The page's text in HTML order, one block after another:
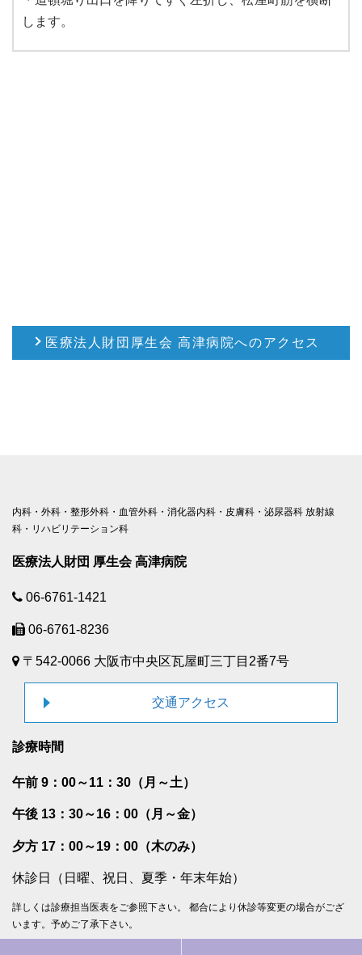
します。
医療法人財団厚生会 高津病院へのアクセス
内科・外科・整形外科・血管外科・消化器内科・皮膚科・泌尿器科 放射線
科・リハビリテーション科
医療法人財団 厚生会 高津病院
06-6761-1421
06-6761-8236
〒542-0066 大阪市中央区瓦屋町三丁目2番7号
交通アクセス
診療時間
午前 9：00～11：30（月～土）
午後 13：30～16：00（月～金）
夕方 17：00～19：00（木のみ）
休診日（日曜、祝日、夏季・年末年始）
詳しくは診療担当医表をご参照下さい。 都合により休診等変更の場合がござ
います。予めご了承下さい。